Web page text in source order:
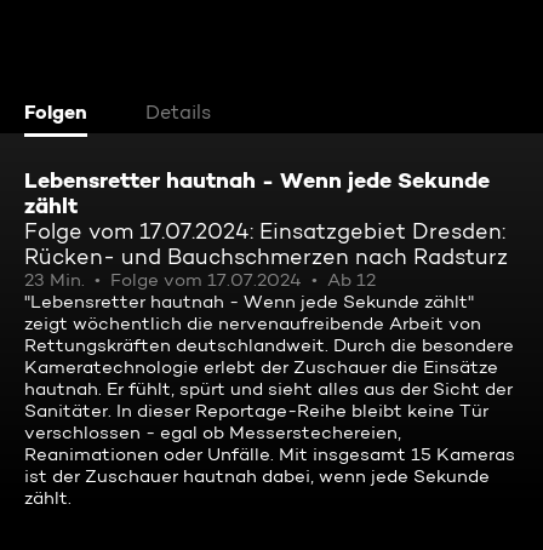
Folgen Details
Lebensretter hautnah - Wenn jede Sekunde
zählt
Folge vom 17.07.2024: Einsatzgebiet Dresden:
Rücken- und Bauchschmerzen nach Radsturz
23 Min. Folge vom 17.07.2024
Ab 12
"Lebensretter hautnah - Wenn jede Sekunde zählt"
zeigt wöchentlich die nervenaufreibende Arbeit von
Rettungskräften deutschlandweit. Durch die besondere
Kameratechnologie erlebt der Zuschauer die Einsätze
hautnah. Er fühlt, spürt und sieht alles aus der Sicht der
Sanitäter. In dieser Reportage-Reihe bleibt keine Tür
verschlossen - egal ob Messerstechereien,
Reanimationen oder Unfälle. Mit insgesamt 15 Kameras
ist der Zuschauer hautnah dabei, wenn jede Sekunde
zählt.